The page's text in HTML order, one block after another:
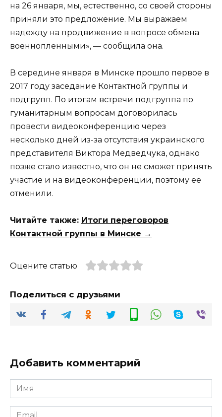
на 26 января, мы, естественно, со своей стороны
приняли это предложение. Мы выражаем
надежду на продвижение в вопросе обмена
военнопленными», — сообщила она.
В середине января в Минске прошло первое в
2017 году заседание Контактной группы и
подгрупп. По итогам встречи подгруппа по
гуманитарным вопросам договорилась
провести видеоконференцию через
несколько дней из-за отсутствия украинского
представителя Виктора Медведчука, однако
позже стало известно, что он не сможет принять
участие и на видеоконференции, поэтому ее
отменили.
Читайте также: Итоги переговоров
Контактной группы в Минске →
Оцените статью
Поделиться с друзьями
Добавить комментарий
Имя
*
Email